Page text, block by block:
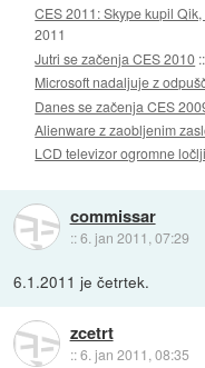
CES 2011: Skype kupil
2011
Jutri se začenja CES 2010
Microsoft nadaljuje z
Danes se začenja CES
Alienware z zaobljenim
LCD televizor ogromne
commissar
::6. jan 2011, 07:29
6.1.2011 je četrtek.
zcetrt
::6. jan 2011, 08:35